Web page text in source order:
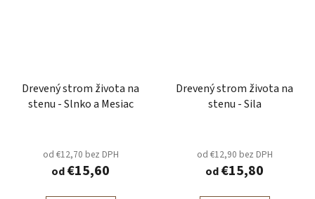
Drevený strom života na
stenu - Slnko a Mesiac
od €12,70 bez DPH
od€15,60
Drevený strom života na
stenu - Sila
od €12,90 bez DPH
od€15,80